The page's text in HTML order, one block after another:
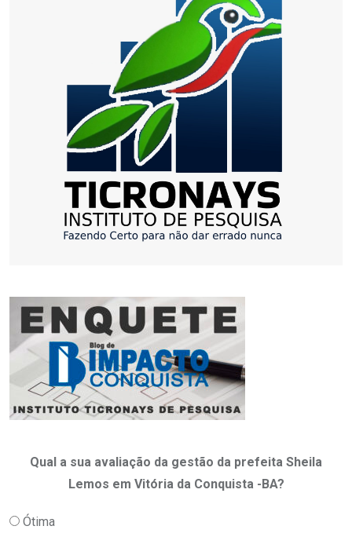
Qual a sua avaliação da gestão da prefeita Sheila
Lemos em Vitória da Conquista -BA?
Ótima